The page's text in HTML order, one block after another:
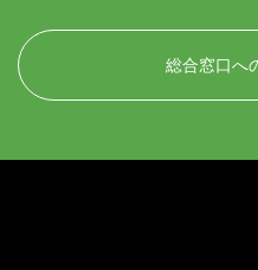
総合窓口へ